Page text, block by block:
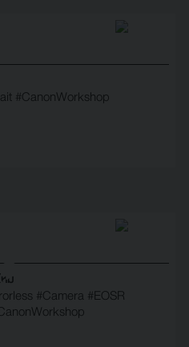
#CanonWorkshop
ม
#Camera #EOSR